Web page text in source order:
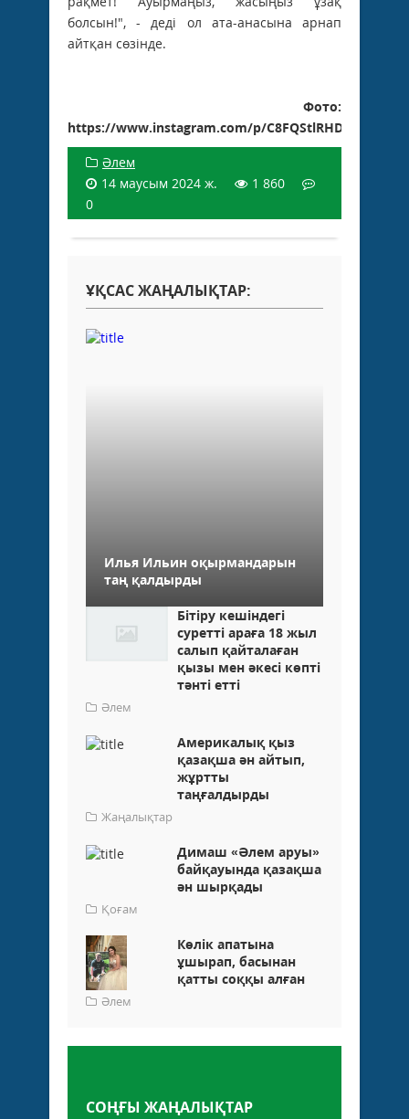
болсын!", - деді ол ата-анасына арнап
айтқан сөзінде.
Фото:
https://www.instagram.com/p/C8FQStlRHDP/
Әлем
14 маусым 2024 ж.
1 860
0
ҰҚСАС ЖАҢАЛЫҚТАР:
Илья Ильин оқырмандарын
таң қалдырды
Бітіру кешіндегі
суретті араға 18 жыл
салып қайталаған
қызы мен әкесі көпті
тәнті етті
Әлем
Америкалық қыз
қазақша ән айтып,
жұртты
таңғалдырды
Жаңалықтар
Димаш «Әлем аруы»
байқауында қазақша
ән шырқады
Қоғам
Көлік апатына
ұшырап, басынан
қатты соққы алған
Әлем
СОҢҒЫ ЖАҢАЛЫҚТАР